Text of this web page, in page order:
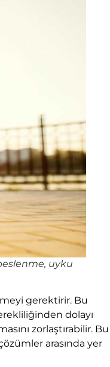
uyku
gerektirir. Bu
dolayı
zorlaştırabilir. Bu
arasında yer